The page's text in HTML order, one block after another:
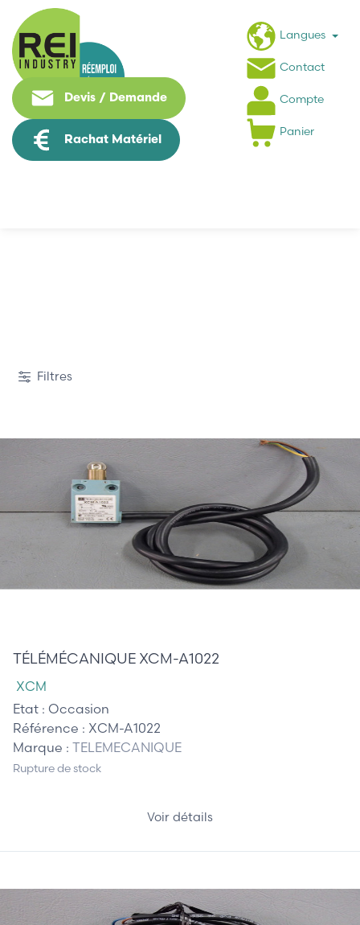
Devis / Demande
Rachat Matériel
Langues
Contact
Compte
Panier
Filtres
TÉLÉMÉCANIQUE XCM-A1022
XCM
Etat : Occasion
Référence : XCM-A1022
Marque : TELEMECANIQUE
Rupture de stock
Voir détails